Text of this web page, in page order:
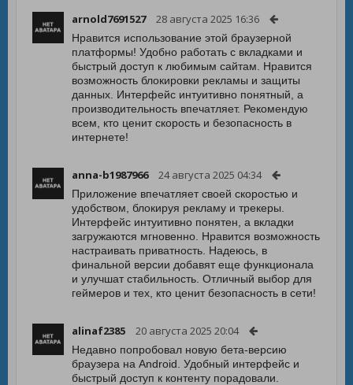
arnold7691527 28 августа 2025 16:36
Нравится использование этой браузерной
платформы! Удобно работать с вкладками и
быстрый доступ к любимым сайтам. Нравится
возможность блокировки рекламы и защиты
данных. Интерфейс интуитивно понятный, а
производительность впечатляет. Рекомендую
всем, кто ценит скорость и безопасность в
интернете!
anna-b1987966 24 августа 2025 04:34
Приложение впечатляет своей скоростью и
удобством, блокируя рекламу и трекеры.
Интерфейс интуитивно понятен, а вкладки
загружаются мгновенно. Нравится возможность
настраивать приватность. Надеюсь, в
финальной версии добавят еще функционала
и улучшат стабильность. Отличный выбор для
геймеров и тех, кто ценит безопасность в сети!
alinaf2385 20 августа 2025 20:04
Недавно попробовал новую бета-версию
браузера на Android. Удобный интерфейс и
быстрый доступ к контенту порадовали.